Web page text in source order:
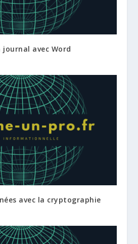
journal avec Word
avec la cryptographie